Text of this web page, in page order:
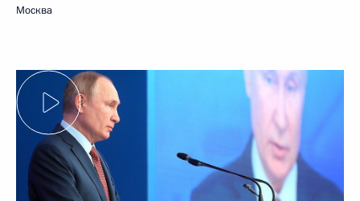
Москва